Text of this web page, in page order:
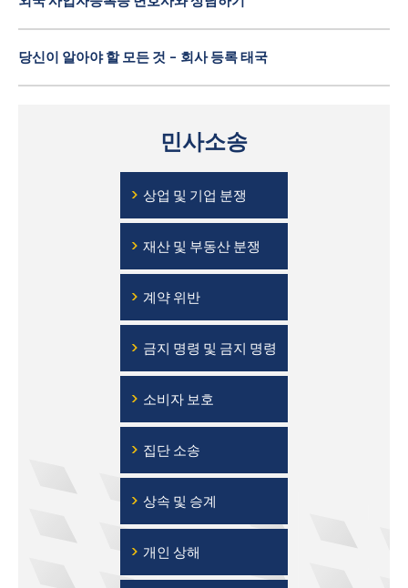
당신이 알아야 할 모든 것 - 회사 등록 태국
민사소송
› 상업 및 기업 분쟁
› 재산 및 부동산 분쟁
› 계약 위반
› 금지 명령 및 금지 명령
› 소비자 보호
› 집단 소송
› 상속 및 승계
› 개인 상해